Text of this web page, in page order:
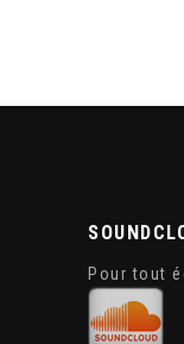
Pour tout